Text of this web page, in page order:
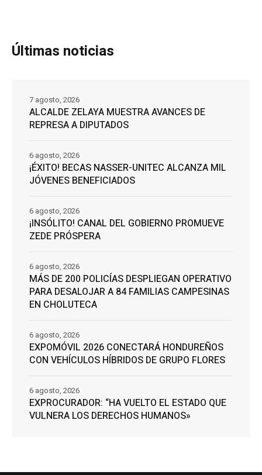
Últimas noticias
ALCALDE ZELAYA MUESTRA AVANCES DE
REPRESA A DIPUTADOS
7 agosto, 2026
¡ÉXITO! BECAS NASSER-UNITEC ALCANZA MIL
JÓVENES BENEFICIADOS
6 agosto, 2026
¡INSÓLITO! CANAL DEL GOBIERNO PROMUEVE
ZEDE PRÓSPERA
6 agosto, 2026
MÁS DE 200 POLICÍAS DESPLIEGAN OPERATIVO
PARA DESALOJAR A 84 FAMILIAS CAMPESINAS
EN CHOLUTECA
6 agosto, 2026
EXPOMÓVIL 2026 CONECTARÁ HONDUREÑOS
CON VEHÍCULOS HÍBRIDOS DE GRUPO FLORES
6 agosto, 2026
EXPROCURADOR: “HA VUELTO EL ESTADO QUE
VULNERA LOS DERECHOS HUMANOS»
6 agosto, 2026